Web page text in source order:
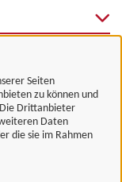
Seiten
zu können und
Drittanbieter
Daten
die sie im Rahmen